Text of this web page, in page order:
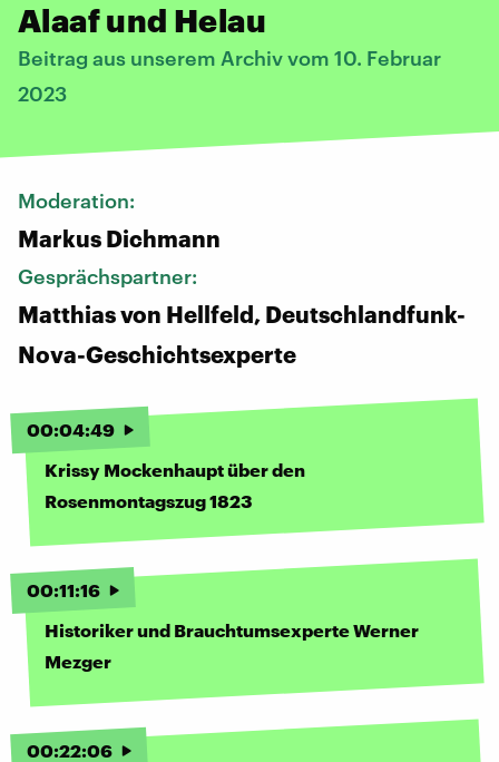
Alaaf und Helau
Beitrag aus unserem Archiv vom 10. Februar
2023
Moderation:
Markus Dichmann
Gesprächspartner:
Matthias von Hellfeld, Deutschlandfunk-
Nova-Geschichtsexperte
00:04:49
Krissy Mockenhaupt über den
Rosenmontagszug 1823
00:11:16
Historiker und Brauchtumsexperte Werner
Mezger
00:22:06